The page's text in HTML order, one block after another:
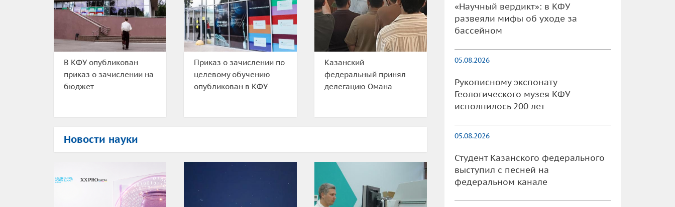
В КФУ опубликован
приказ о зачислении на
бюджет
Приказ о зачислении по
целевому обучению
опубликован в КФУ
Казанский
федеральный принял
делегацию Омана
Новости науки
«Научный вердикт»: в КФУ
развеяли мифы об уходе за
бассейном
05.08.2026
Рукописному экспонату
Геологического музея КФУ
исполнилось 200 лет
05.08.2026
Студент Казанского федерального
выступил с песней на
федеральном канале